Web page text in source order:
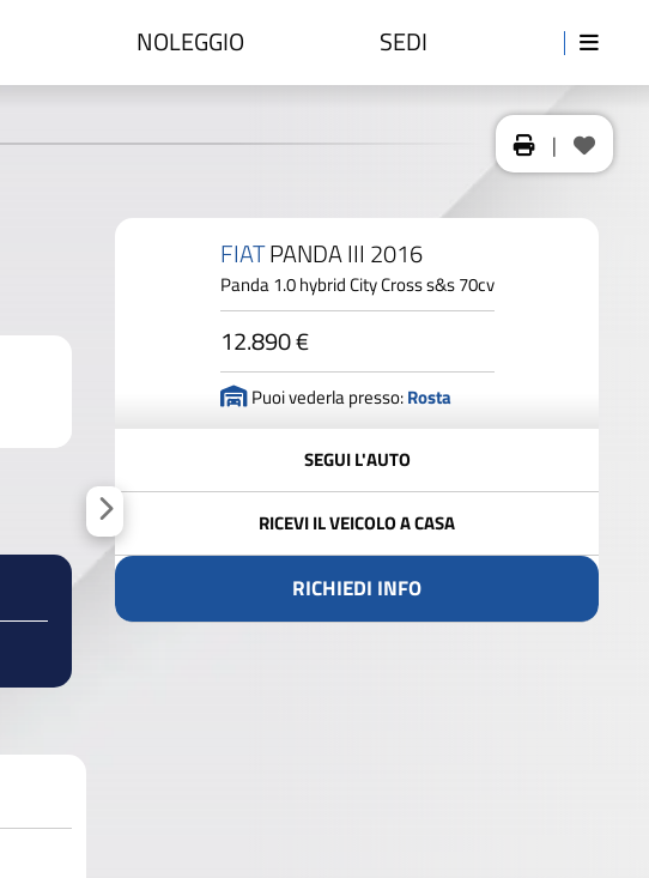
NOLEGGIO SEDI
|
FIATPANDA III 2016
Panda 1.0 hybrid City Cross s&s 70cv
12.890 €
Puoi vederla presso:Rosta
SEGUI L'AUTO
RICEVI IL VEICOLO A CASA
RICHIEDI INFO